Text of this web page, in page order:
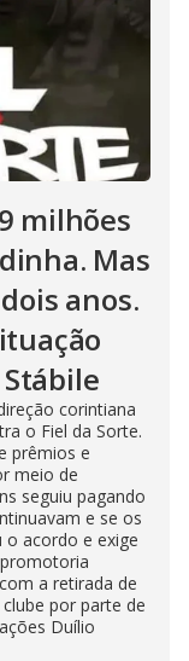
milhões
Mas
anos.
corintiana
o Fiel da Sorte.
prêmios e
meio de
seguiu pagando
e se os
acordo e exige
a retirada de
por parte de
Duílio